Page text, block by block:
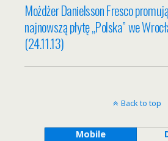
Możdżer Danielsson Fresco promują
najnowszą płytę „Polska” we
(24.11.13)
Back to top
Mobile